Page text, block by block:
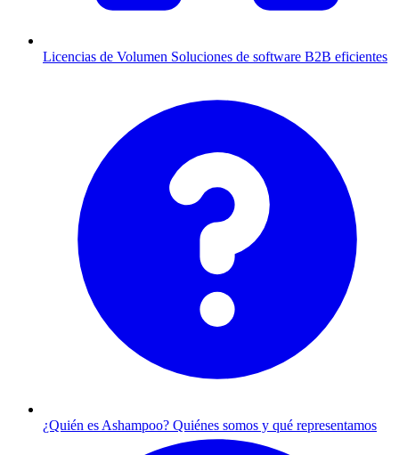
Licencias de Volumen Soluciones de software B2B eficientes
¿Quién es Ashampoo? Quiénes somos y qué representamos